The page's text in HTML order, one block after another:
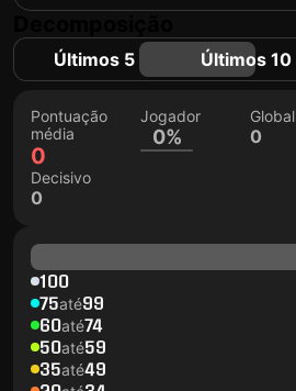
Últimos 5 Últimos 10
Pontuação
média
0
Jogador
0%
Global
0
Decisivo
0
100
75até99
60até74
50até59
35até49